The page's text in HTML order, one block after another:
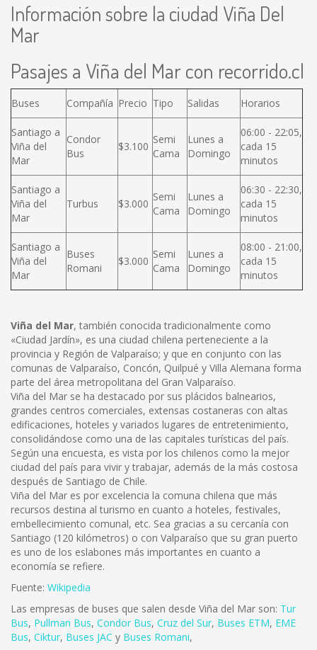
Información sobre la ciudad Viña Del
Mar
Pasajes a Viña del Mar con recorrido.cl
Buses Compañía Precio Tipo Salidas Horarios
Santiago a
Viña del
Mar
Condor
Bus
$3.100
Semi
Cama
Lunes a
Domingo
06:00 - 22:05,
cada 15
minutos
Santiago a
Viña del
Mar
Turbus $3.000
Semi
Cama
Lunes a
Domingo
06:30 - 22:30,
cada 15
minutos
Santiago a
Viña del
Mar
Buses
Romani
$3.000
Semi
Cama
Lunes a
Domingo
08:00 - 21:00,
cada 15
minutos
Viña del Mar, también conocida tradicionalmente como
«Ciudad Jardín», es una ciudad chilena perteneciente a la
provincia y Región de Valparaíso; y que en conjunto con las
comunas de Valparaíso, Concón, Quilpué y Villa Alemana forma
parte del área metropolitana del Gran Valparaíso.
Viña del Mar se ha destacado por sus plácidos balnearios,
grandes centros comerciales, extensas costaneras con altas
edificaciones, hoteles y variados lugares de entretenimiento,
consolidándose como una de las capitales turísticas del país.
Según una encuesta, es vista por los chilenos como la mejor
ciudad del país para vivir y trabajar, además de la más costosa
después de Santiago de Chile.
Viña del Mar es por excelencia la comuna chilena que más
recursos destina al turismo en cuanto a hoteles, festivales,
embellecimiento comunal, etc. Sea gracias a su cercanía con
Santiago (120 kilómetros) o con Valparaíso que su gran puerto
es uno de los eslabones más importantes en cuanto a
economía se refiere.
Fuente: Wikipedia
Las empresas de buses que salen desde Viña del Mar son: Tur
Bus, Pullman Bus, Condor Bus, Cruz del Sur, Buses ETM, EME
Bus, Ciktur, Buses JAC y Buses Romani,